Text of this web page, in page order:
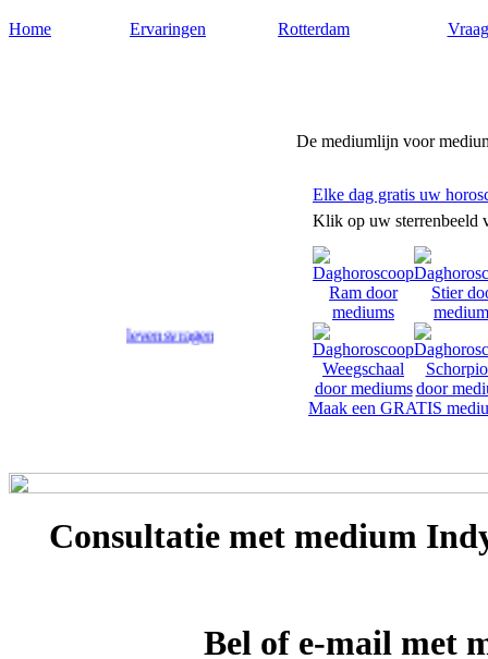
Home Ervaringen Rotterdam
De mediumlijn voor
op uw levensvragen.
Elke dag gratis uw
Klik op uw sterrenbeeld
Maak een GRATIS
Consultatie met medium
Bel of e-mail met